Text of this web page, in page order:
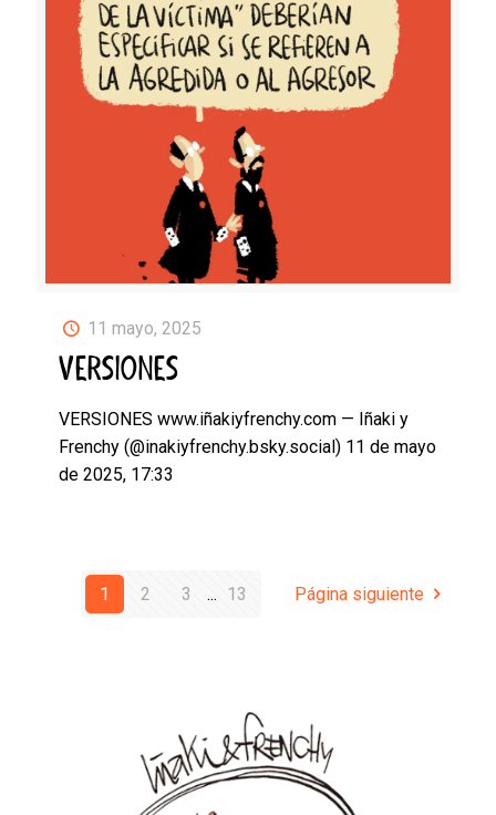
11 mayo, 2025
VERSIONES
VERSIONES www.iñakiyfrenchy.com — Iñaki y
Frenchy (@inakiyfrenchy.bsky.social) 11 de mayo
de 2025, 17:33
1 2 3 ... 13 Página siguiente